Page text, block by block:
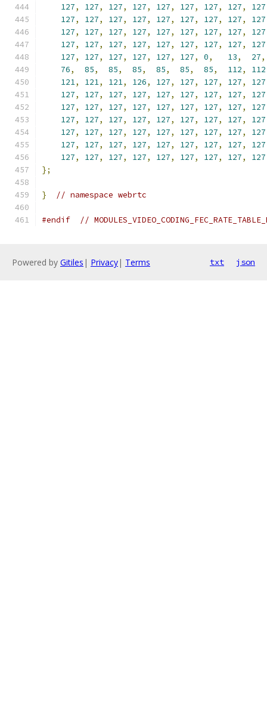
127, 127, 127, 127, 127, 127, 127, 127, 127
127, 127, 127, 127, 127, 127, 127, 127, 127
127, 127, 127, 127, 127, 127, 127, 127, 127
127, 127, 127, 127, 127, 127, 127, 127, 127
127, 127, 127, 127, 127, 127, 0, 13, 27,
76, 85, 85, 85, 85, 85, 85, 112, 112
121, 121, 121, 126, 127, 127, 127, 127, 127
127, 127, 127, 127, 127, 127, 127, 127, 127
127, 127, 127, 127, 127, 127, 127, 127, 127
127, 127, 127, 127, 127, 127, 127, 127, 127
127, 127, 127, 127, 127, 127, 127, 127, 127
127, 127, 127, 127, 127, 127, 127, 127, 127
127, 127, 127, 127, 127, 127, 127, 127, 127
};
} // namespace webrtc
#endif //
Powered by Gitiles | Privacy| Terms txt json